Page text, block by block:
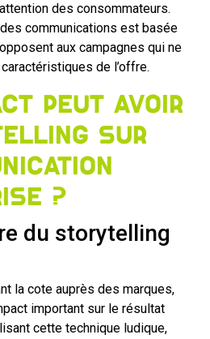
des consommateurs.
des communications est basée
aux campagnes qui ne
de l’offre.
peut avoir
sur
?
du storytelling
la cote auprès des marques,
important sur le résultat
cette technique ludique,